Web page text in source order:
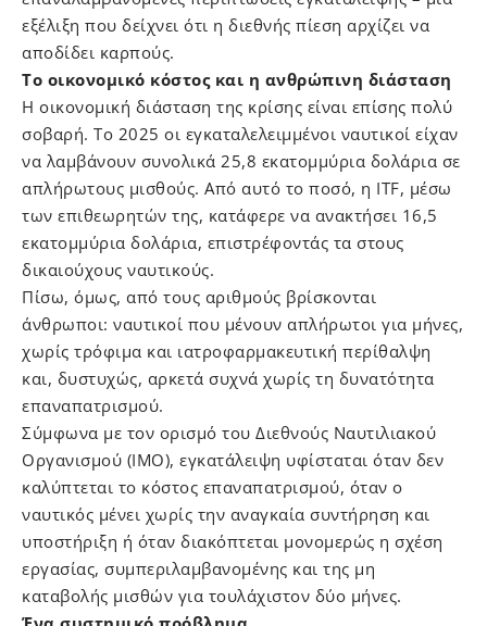
εξέλιξη που δείχνει ότι η διεθνής πίεση αρχίζει να
αποδίδει καρπούς.
Το οικονομικό κόστος και η ανθρώπινη διάσταση
Η οικονομική διάσταση της κρίσης είναι επίσης πολύ
σοβαρή. Το 2025 οι εγκαταλελειμμένοι ναυτικοί είχαν
να λαμβάνουν συνολικά 25,8 εκατομμύρια δολάρια σε
απλήρωτους μισθούς. Από αυτό το ποσό, η ITF, μέσω
των επιθεωρητών της, κατάφερε να ανακτήσει 16,5
εκατομμύρια δολάρια, επιστρέφοντάς τα στους
δικαιούχους ναυτικούς.
Πίσω, όμως, από τους αριθμούς βρίσκονται
άνθρωποι: ναυτικοί που μένουν απλήρωτοι για μήνες,
χωρίς τρόφιμα και ιατροφαρμακευτική περίθαλψη
και, δυστυχώς, αρκετά συχνά χωρίς τη δυνατότητα
επαναπατρισμού.
Σύμφωνα με τον ορισμό του Διεθνούς Ναυτιλιακού
Οργανισμού (IMO), εγκατάλειψη υφίσταται όταν δεν
καλύπτεται το κόστος επαναπατρισμού, όταν ο
ναυτικός μένει χωρίς την αναγκαία συντήρηση και
υποστήριξη ή όταν διακόπτεται μονομερώς η σχέση
εργασίας, συμπεριλαμβανομένης και της μη
καταβολής μισθών για τουλάχιστον δύο μήνες.